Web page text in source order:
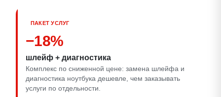
ПАКЕТ УСЛУГ
−18%
шлейф + диагностика
Комплекс по сниженной цене: замена шлейфа и
диагностика ноутбука дешевле, чем заказывать
услуги по отдельности.